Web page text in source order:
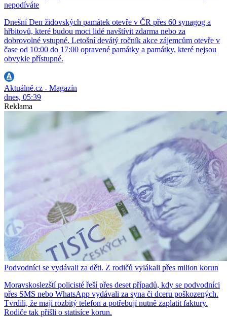
nepodíváte
Dnešní Den židovských památek otevře v ČR přes 60 synagog a
hřbitovů, které budou moci lidé navštívit zdarma nebo za
dobrovolné vstupné. Letošní devátý ročník akce zájemcům otevře v
čase od 10:00 do 17:00 opravené památky a památky, které nejsou
obvykle přístupné.
Aktuálně.cz - Magazín
dnes, 05:39
Reklama
Podvodníci se vydávali za děti. Z rodičů vylákali přes milion korun
Moravskoslezští policisté řeší přes deset případů, kdy se podvodníci
přes SMS nebo WhatsApp vydávali za syna či dceru poškozených.
Tvrdili, že mají rozbitý telefon a potřebují nutně zaplatit faktury.
Rodiče tak přišli o statisíce korun.